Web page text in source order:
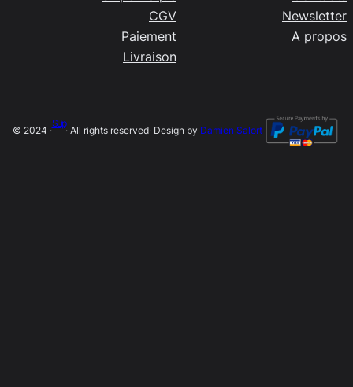
CGV
Paiement
Livraison
Newsletter
A propos
© 2024 ·
SLip
· All rights reserved· Design by Damien Salort